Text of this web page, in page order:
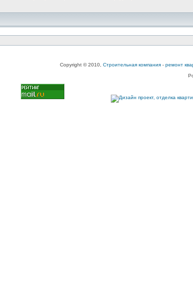
Copyright © 2010, Строительная компания - ремонт